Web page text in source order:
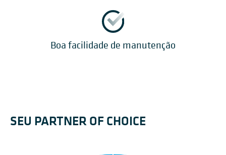
Boa facilidade de manutenção
SEU PARTNER OF CHOICE